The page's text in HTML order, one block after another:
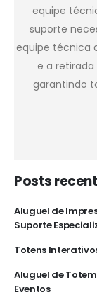
equipe
suporte
equipe técnica
e a
garantindo
Posts
Aluguel de
Suporte
Totens
Aluguel de
Eventos